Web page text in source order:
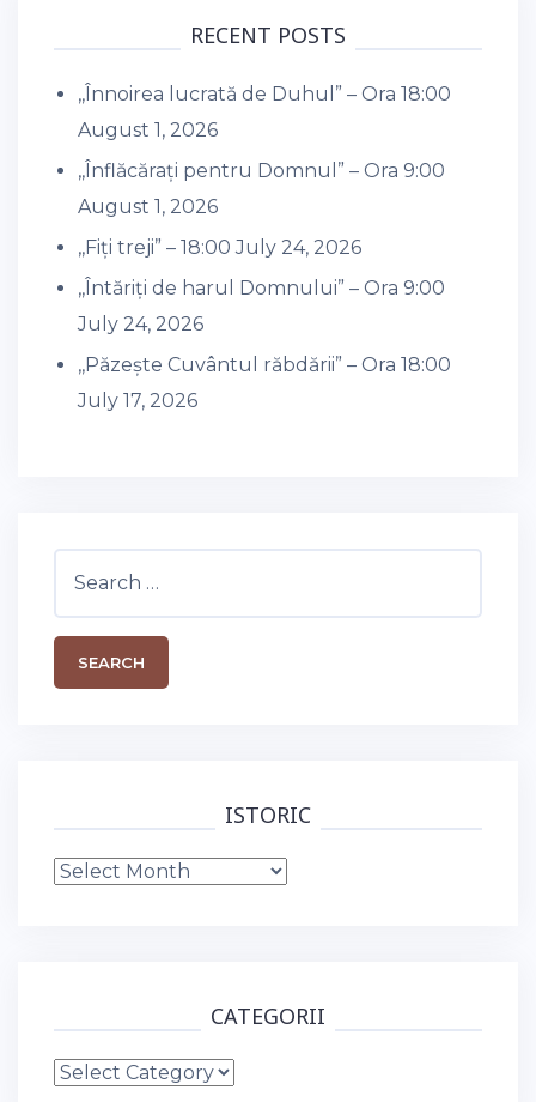
RECENT POSTS
,,Înnoirea lucrată de Duhul” – Ora 18:00
August 1, 2026
,,Înflăcărați pentru Domnul” – Ora 9:00
August 1, 2026
,,Fiți treji” – 18:00 July 24, 2026
,,Întăriți de harul Domnului” – Ora 9:00
July 24, 2026
,,Păzește Cuvântul răbdării” – Ora 18:00
July 17, 2026
ISTORIC
Istoric
CATEGORII
Categorii